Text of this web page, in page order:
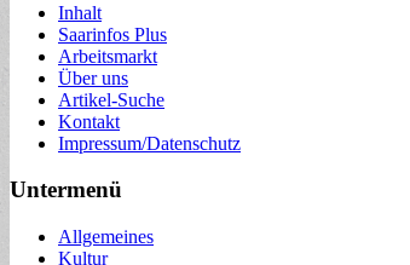
Inhalt
Saarinfos Plus
Arbeitsmarkt
Über uns
Artikel-Suche
Kontakt
Impressum/Datenschutz
Untermenü
Allgemeines
Kultur